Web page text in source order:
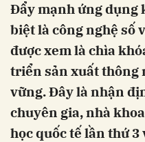
Đẩy mạnh ứng dụng
biệt là công nghệ số
được xem là chìa
triển sản xuất thông
vững. Đây là nhận
chuyên gia, nhà
học quốc tế lần thứ